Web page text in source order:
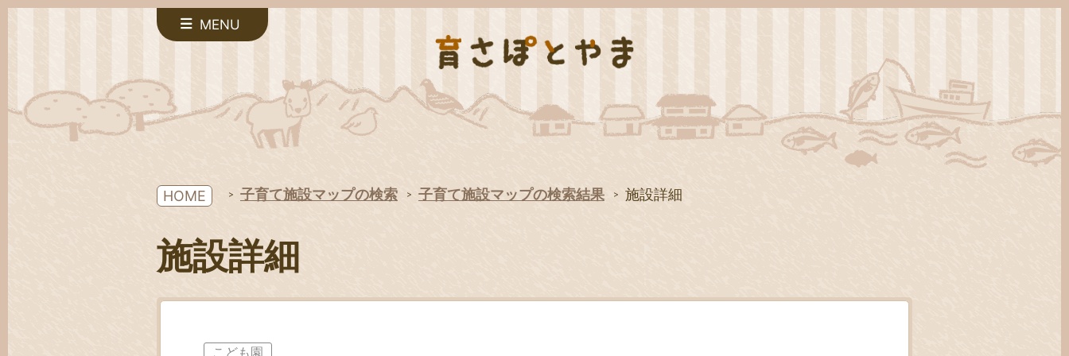
MENU
HOME 子育て施設マップの検索 子育て施設マップの検索結果 施設詳細
施設詳細
こども園